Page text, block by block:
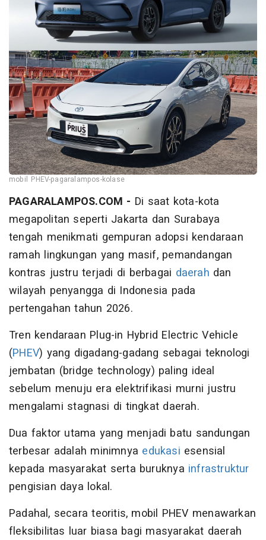
mobil PHEV-pagaralampos-kolase
PAGARALAMPOS.COM - Di saat kota-kota
megapolitan seperti Jakarta dan Surabaya
tengah menikmati gempuran adopsi kendaraan
ramah lingkungan yang masif, pemandangan
kontras justru terjadi di berbagai daerah dan
wilayah penyangga di Indonesia pada
pertengahan tahun 2026.
Tren kendaraan Plug-in Hybrid Electric Vehicle
(PHEV) yang digadang-gadang sebagai teknologi
jembatan (bridge technology) paling ideal
sebelum menuju era elektrifikasi murni justru
mengalami stagnasi di tingkat daerah.
Dua faktor utama yang menjadi batu sandungan
terbesar adalah minimnya edukasi esensial
kepada masyarakat serta buruknya infrastruktur
pengisian daya lokal.
Padahal, secara teoritis, mobil PHEV menawarkan
fleksibilitas luar biasa bagi masyarakat daerah